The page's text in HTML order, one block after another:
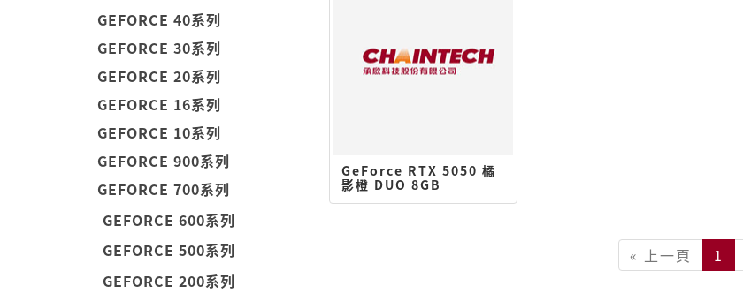
GeForce RTX 5050 橘
影橙 DUO 8GB
« 上一頁 1
GEFORCE 40系列
GEFORCE 30系列
GEFORCE 20系列
GEFORCE 16系列
GEFORCE 10系列
GEFORCE 900系列
GEFORCE 700系列
GEFORCE 600系列
GEFORCE 500系列
GEFORCE 200系列